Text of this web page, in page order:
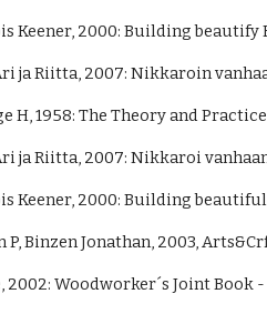
Keener, 2000: Building beautify
ja Riitta, 2007: Nikkaroin
H, 1958: The Theory and
ja Riitta, 2007: Nikkaroi
Keener, 2000: Building
P, Binzen Jonathan, 2003,
Woodworker´s Joint Book